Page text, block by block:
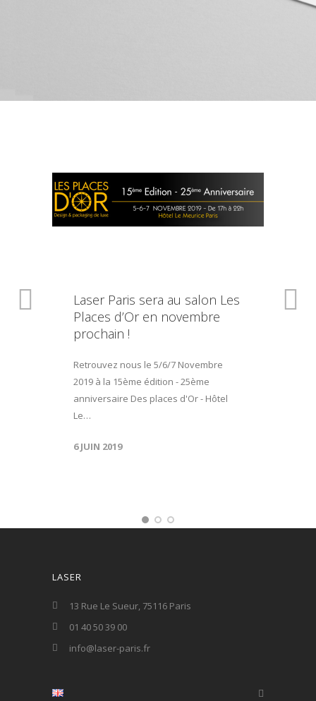
Laser Paris sera au salon Les
Places d’Or en novembre
prochain !
Retrouvez nous le 5/6/7 Novembre
2019 à la 15ème édition - 25ème
anniversaire Des places d'Or - Hôtel
Le…
6 JUIN 2019
LASER
13 Rue Le Sueur, 75116 Paris
01 40 50 39 00
info@laser-paris.fr